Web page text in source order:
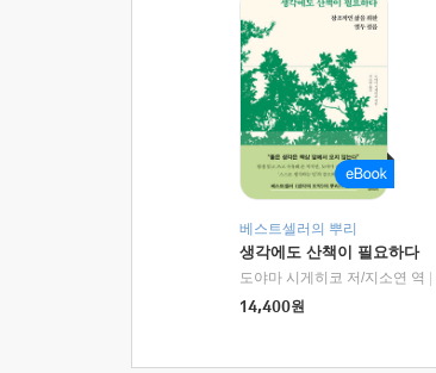
베스트셀러의 뿌리
생각에도 산책이 필요하다
도야마 시게히코 저/지소연 역
14,400원